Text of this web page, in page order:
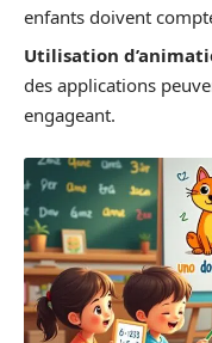
enfants doivent
Utilisation
des applications
engageant.